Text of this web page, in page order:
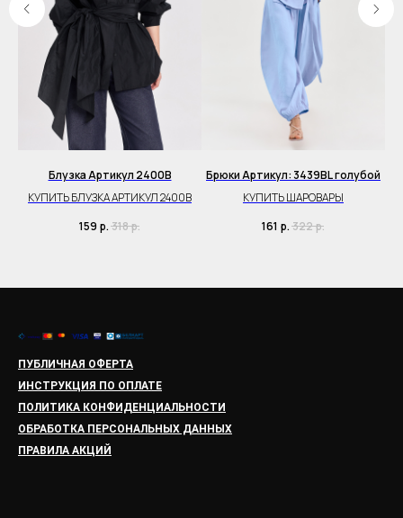
Блузка Артикул 2400B
КУПИТЬ БЛУЗКА АРТИКУЛ 2400B
159 р. 318р.
Брюки Артикул: 3439BL голубой
КУПИТЬ ШАРОВАРЫ
161 р. 322р.
ПУБЛИЧНАЯ ОФЕРТА
ИНСТРУКЦИЯ ПО ОПЛАТЕ
ПОЛИТИКА КОНФИДЕНЦИАЛЬНОСТИ
ОБРАБОТКА ПЕРСОНАЛЬНЫХ ДАННЫХ
ПРАВИЛА АКЦИЙ